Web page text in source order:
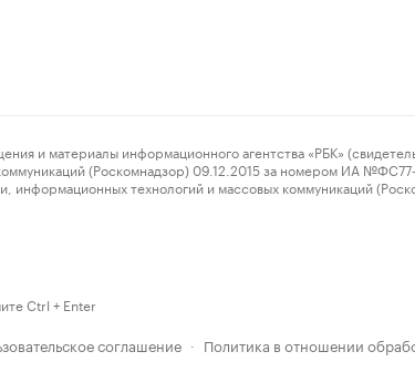
информационного агентства «РБК»
(Роскомнадзор) 09.12.2015 за номером ИА
информационных технологий и массовых коммуникаций
Ctrl + Enter
соглашение · Политика в отношении